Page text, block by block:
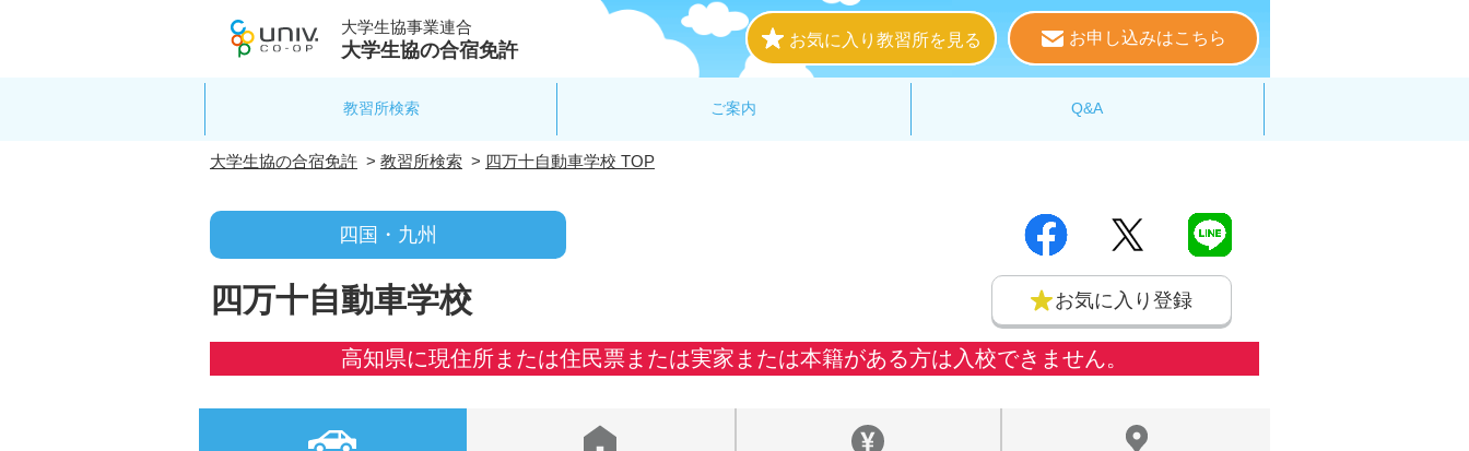
大学生協事業連合
大学生協の合宿免許 お気に入り教習所を見る お申し込みはこちら
教習所検索 ご案内 Q&A
大学生協の合宿免許 > 教習所検索 > 四万十自動車学校 TOP
四国・九州
四万十自動車学校 お気に入り登録
高知県に現住所または住民票または実家または本籍がある方は入校できません。